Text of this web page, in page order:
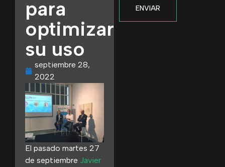
para
optimizar
su uso
septiembre 28,
2022
El pasado martes 27
de septiembre Javier
ENVIAR